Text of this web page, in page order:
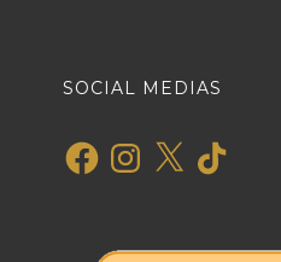
SOCIAL MEDIAS
FacebookInstagram
X TikTok